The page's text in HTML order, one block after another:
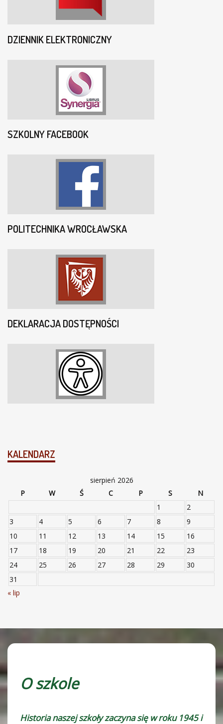
DZIENNIK ELEKTRONICZNY
SZKOLNY FACEBOOK
POLITECHNIKA WROCŁAWSKA
DEKLARACJA DOSTĘPNOŚCI
KALENDARZ
sierpień 2026
P
W Ś C P S
N
1
2
3
4 5 6 7 8
9
10
11 12 13 14 15
16
17
18 19 20 21 22
23
24
25 26 27 28 29
30
31
« lip
O szkole
Historia naszej szkoły zaczyna się w roku 1945 i